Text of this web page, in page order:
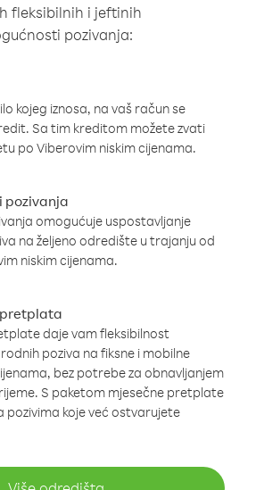
fleksibilnih i jeftinih
pozivanja:
kojeg iznosa, na vaš račun se
Sa tim kreditom možete zvati
po Viberovim niskim cijenama.
pozivanja
omogućuje uspostavljanje
na željeno odredište u trajanju od
niskim cijenama.
pretplata
daje vam fleksibilnost
poziva na fiksne i mobilne
bez potrebe za obnavljanjem
S paketom mjesečne pretplate
pozivima koje već ostvarujete